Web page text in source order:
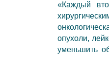
«Каждый
опухоли,
уменьшить